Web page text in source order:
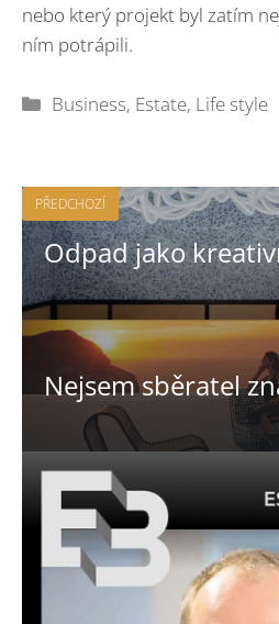
nebo který projekt byl zatím
ním potrápili.
Rubriky
Business, Estate, Life style
PŘEDCHOZÍ
Odpad jako
Nejsem sběratel